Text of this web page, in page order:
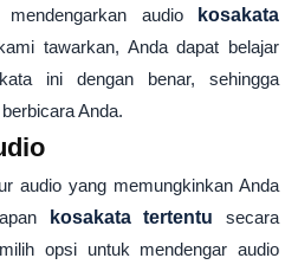
audio
kosakata
tawarkan, Anda dapat belajar
ini dengan benar, sehingga
Anda.
audio yang memungkinkan Anda
kosakata tertentu secara
opsi untuk mendengar audio